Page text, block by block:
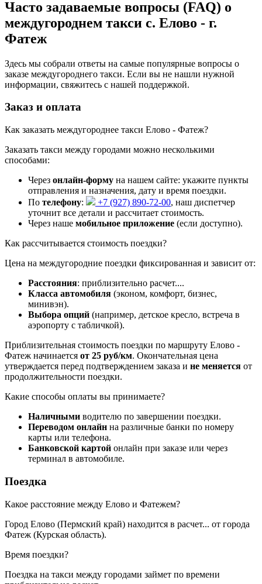
Часто задаваемые вопросы (FAQ) о
междугороднем такси с. Елово - г.
Фатеж
Здесь мы собрали ответы на самые популярные вопросы о
заказе междугороднего такси. Если вы не нашли нужной
информации, свяжитесь с нашей поддержкой.
Заказ и оплата
Как заказать междугороднее такси Елово - Фатеж?
Заказать такси между городами можно несколькими
способами:
Через онлайн-форму на нашем сайте: укажите пункты
отправления и назначения, дату и время поездки.
По телефону: +7 (927) 890-72-00, наш диспетчер
уточнит все детали и рассчитает стоимость.
Через наше мобильное приложение (если доступно).
Как рассчитывается стоимость поездки?
Цена на междугородние поездки фиксированная и зависит от:
Расстояния: приблизительно расчет....
Класса автомобиля (эконом, комфорт, бизнес,
минивэн).
Выбора опций (например, детское кресло, встреча в
аэропорту с табличкой).
Приблизительная стоимость поездки по маршруту Елово -
Фатеж начинается от 25 руб/км. Окончательная цена
утверждается перед подтверждением заказа и не меняется от
продолжительности поездки.
Какие способы оплаты вы принимаете?
Наличными водителю по завершении поездки.
Переводом онлайн на различные банки по номеру
карты или телефона.
Банковской картой онлайн при заказе или через
терминал в автомобиле.
Поездка
Какое расстояние между Елово и Фатежем?
Город Елово (Пермский край) находится в расчет... от города
Фатеж (Курская область).
Время поездки?
Поездка на такси между городами займет по времени